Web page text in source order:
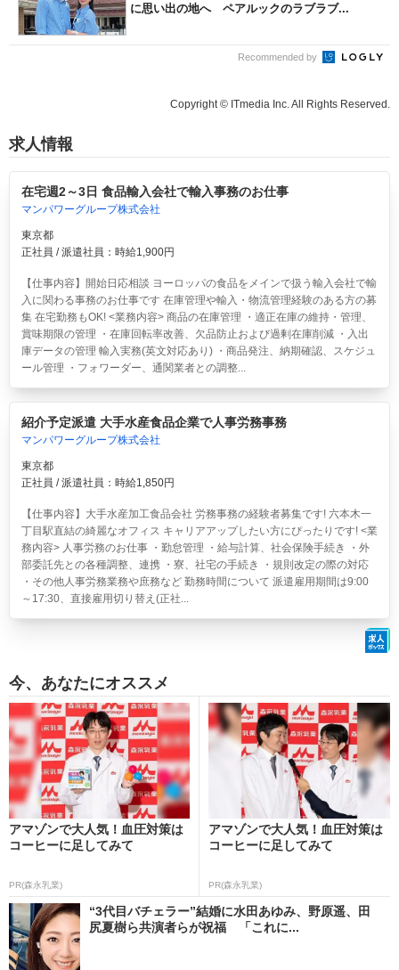
に思い出の地へ ペアルックのラブラブ...
Recommended by
Copyright © ITmedia Inc. All Rights Reserved.
求人情報
在宅週2～3日 食品輸入会社で輸入事務のお仕事
マンパワーグループ株式会社
東京都
正社員 / 派遣社員：時給1,900円
【仕事内容】開始日応相談 ヨーロッパの食品をメインで扱う輸入会社で輸
入に関わる事務のお仕事です 在庫管理や輸入・物流管理経験のある方の募
集 在宅勤務もOK! <業務内容> 商品の在庫管理 ・適正在庫の維持・管理、
賞味期限の管理 ・在庫回転率改善、欠品防止および過剰在庫削減 ・入出
庫データの管理 輸入実務(英文対応あり) ・商品発注、納期確認、スケジュ
ール管理 ・フォワーダー、通関業者との調整...
紹介予定派遣 大手水産食品企業で人事労務事務
マンパワーグループ株式会社
東京都
正社員 / 派遣社員：時給1,850円
【仕事内容】大手水産加工食品会社 労務事務の経験者募集です! 六本木一
丁目駅直結の綺麗なオフィス キャリアアップしたい方にぴったりです! <業
務内容> 人事労務のお仕事 ・勤怠管理 ・給与計算、社会保険手続き ・外
部委託先との各種調整、連携 ・寮、社宅の手続き ・規則改定の際の対応
・その他人事労務業務や庶務など 勤務時間について 派遣雇用期間は9:00
～17:30、直接雇用切り替え(正社...
今、あなたにオススメ
アマゾンで大人気！血圧対策は
コーヒーに足してみて
PR(森永乳業)
アマゾンで大人気！血圧対策は
コーヒーに足してみて
PR(森永乳業)
“3代目バチェラー”結婚に水田あゆみ、野原遥、田
尻夏樹ら共演者らが祝福 「これに...